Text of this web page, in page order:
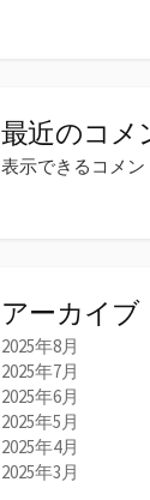
最近のコメ
表示できるコメン
アーカイブ
2025年8月
2025年7月
2025年6月
2025年5月
2025年4月
2025年3月